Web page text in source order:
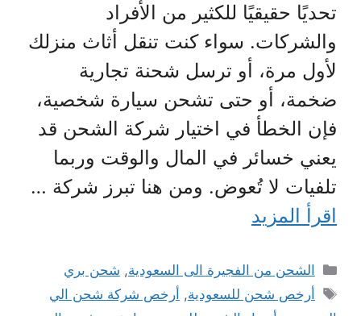
تحديًا حقيقيًا للكثير من الأفراد
والشركات. سواء كنت تنقل أثاث منزلك
لأول مرة، أو ترسل شحنة تجارية
ضخمة، أو حتى تشحن سيارة شخصية،
فإن الخطأ في اختيار شركة الشحن قد
يعني خسائر في المال والوقت وربما
تلفيات لا تُعوض. ومن هنا تبرز شركة …
اقرأ المزيد
التصنيفات
الشحن من الفجيرة الى السعودية, شحن بري
الوسوم
أرخص شحن للسعودية, أرخص شركة شحن الي